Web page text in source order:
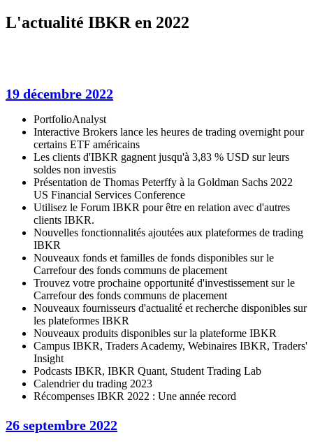
L'actualité IBKR en 2022
19 décembre 2022
PortfolioAnalyst
Interactive Brokers lance les heures de trading overnight pour
certains ETF américains
Les clients d'IBKR gagnent jusqu'à 3,83 % USD sur leurs
soldes non investis
Présentation de Thomas Peterffy à la Goldman Sachs 2022
US Financial Services Conference
Utilisez le Forum IBKR pour être en relation avec d'autres
clients IBKR.
Nouvelles fonctionnalités ajoutées aux plateformes de trading
IBKR
Nouveaux fonds et familles de fonds disponibles sur le
Carrefour des fonds communs de placement
Trouvez votre prochaine opportunité d'investissement sur le
Carrefour des fonds communs de placement
Nouveaux fournisseurs d'actualité et recherche disponibles sur
les plateformes IBKR
Nouveaux produits disponibles sur la plateforme IBKR
Campus IBKR, Traders Academy, Webinaires IBKR, Traders'
Insight
Podcasts IBKR, IBKR Quant, Student Trading Lab
Calendrier du trading 2023
Récompenses IBKR 2022 : Une année record
26 septembre 2022